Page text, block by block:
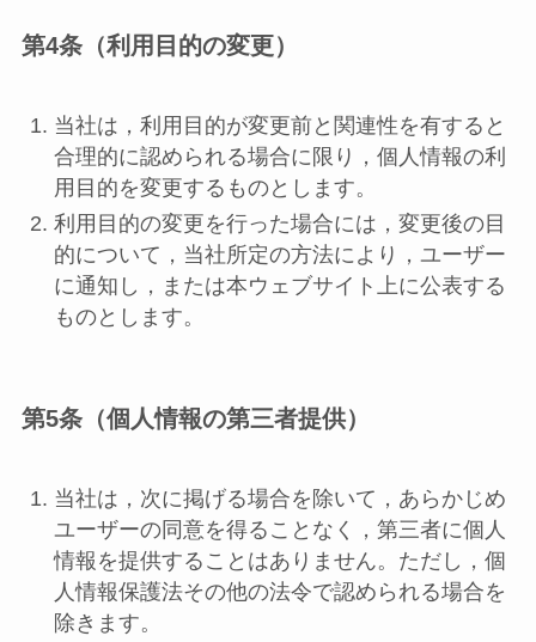
第4条（利用目的の変更）
当社は，利用目的が変更前と関連性を有すると
合理的に認められる場合に限り，個人情報の利
用目的を変更するものとします。
利用目的の変更を行った場合には，変更後の目
的について，当社所定の方法により，ユーザー
に通知し，または本ウェブサイト上に公表する
ものとします。
第5条（個人情報の第三者提供）
当社は，次に掲げる場合を除いて，あらかじめ
ユーザーの同意を得ることなく，第三者に個人
情報を提供することはありません。ただし，個
人情報保護法その他の法令で認められる場合を
除きます。